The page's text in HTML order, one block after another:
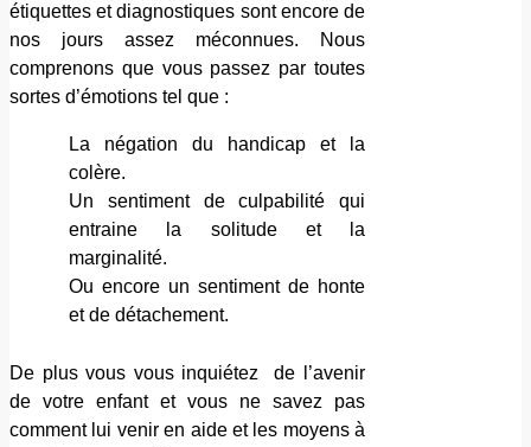
étiquettes et diagnostiques sont encore de
nos jours assez méconnues. Nous
comprenons que vous passez par toutes
sortes d’émotions tel que :
La négation du handicap et la
colère.
Un sentiment de culpabilité qui
entraine la solitude et la
marginalité.
Ou encore un sentiment de honte
et de détachement.
De plus vous vous inquiétez de l’avenir
de votre enfant et vous ne savez pas
comment lui venir en aide et les moyens à